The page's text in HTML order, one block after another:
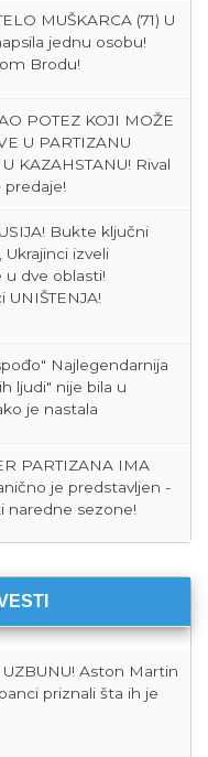
jednu osobu!
Brodu!
U PARTIZANU
KAZAHSTANU! Rival
predaje!
izveli
u dve oblasti!
UNIŠTENJA!
ljudi" nije bila u
je nastala
je predstavljen -
naredne sezone!
priznali šta ih je